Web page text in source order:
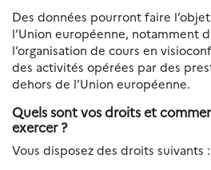
Des données pourront faire
l’Union européenne, notamment
l’organisation de cours en
des activités opérées par des
dehors de l’Union européenne.
Quels sont vos droits et
exercer ?
Vous disposez des droits suivants :